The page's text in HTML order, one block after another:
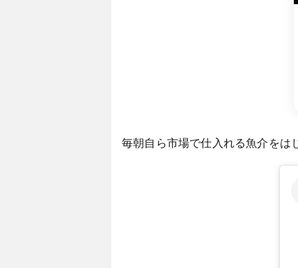
毎朝自ら市場で仕入れる魚介をは